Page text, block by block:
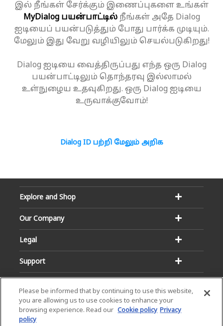
இல் நீங்கள் சேர்க்கும் இணைப்புகளை உங்கள்
MyDialog பயன்பாட்டில்நீங்கள் அதே Dialog
ஐடியைப் பயன்படுத்தும் போது பார்க்க முடியும்.
மேலும் இது வேறு வழியிலும் செயல்படுகிறது!
Dialog ஐடியை வைத்திருப்பது எந்த ஒரு Dialog
பயன்பாட்டிலும் தொந்தரவு இல்லாமல்
உள்நுழைய உதவுகிறது. ஒரு Dialog ஐடியை
உருவாக்குவோம்!
Dialog ID பற்றி மேலும் அறிக
Explore and Shop
Our Company
Legal
Support
Please be informed that by continuing to use this website,
you are allowing us to use cookies to enhance your
browsing experience. Read our Cookie policy Privacy
policy